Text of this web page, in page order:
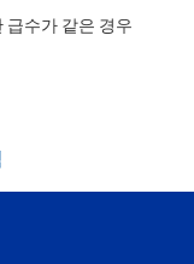
급수가 같은 경우